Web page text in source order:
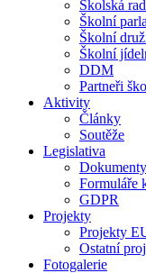
Školská
Školní
Školní
Školní
DDM
Partneři
Aktivity
Články
Soutěže
Legislativa
Dokumenty
Formuláře
GDPR
Projekty
Projekty
Ostatní
Fotogalerie